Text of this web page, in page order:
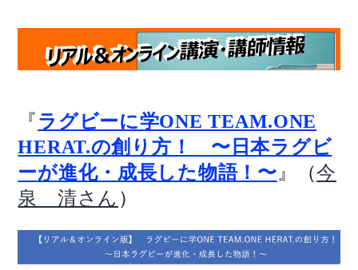
『ラグビーに学ONE TEAM.ONE
HERAT.の創り方！ 〜日本ラグビ
ーが進化・成長した物語！〜 』（今
泉 清さん ）